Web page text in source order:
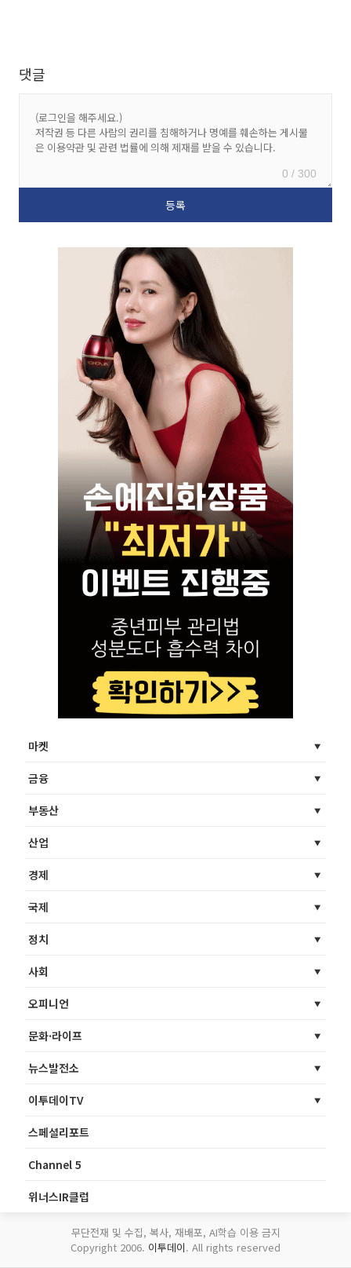
댓글
0 / 300
마켓
금융
부동산
산업
경제
국제
정치
사회
오피니언
문화·라이프
뉴스발전소
이투데이TV
스페셜리포트
Channel 5
위너스IR클럽
무단전재 및 수집, 복사, 재배포, AI학습 이용 금지
Copyright 2006. 이투데이. All rights reserved